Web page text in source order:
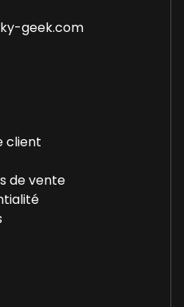
geek.com
client
de vente